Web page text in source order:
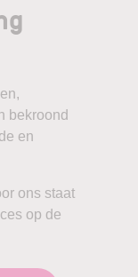
bekroond
en
ons staat
op de